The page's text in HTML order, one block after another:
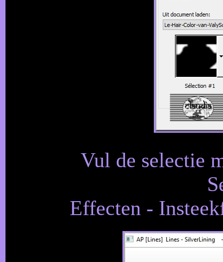
Vul de selectie
Effecten -